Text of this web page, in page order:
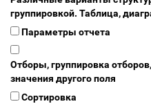
группировкой. Таблица,
Параметры отчета
Отборы, группировка
значения другого поля
Сортировка